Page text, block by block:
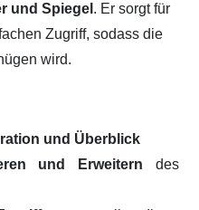
und Spiegel . Er sorgt für
Zugriff, sodass die
wird.
und Überblick
und Erweitern des